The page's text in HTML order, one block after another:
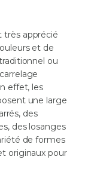
très apprécié
et de
ou
effet, les
une large
des
des losanges
de formes
originaux pour